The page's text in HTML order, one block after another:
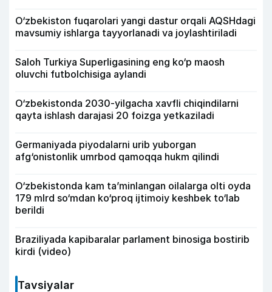
O‘zbekiston fuqarolari yangi dastur orqali AQSHdagi
mavsumiy ishlarga tayyorlanadi va joylashtiriladi
Saloh Turkiya Superligasining eng ko‘p maosh
oluvchi futbolchisiga aylandi
O‘zbekistonda 2030-yilgacha xavfli chiqindilarni
qayta ishlash darajasi 20 foizga yetkaziladi
Germaniyada piyodalarni urib yuborgan
afg‘onistonlik umrbod qamoqqa hukm qilindi
O‘zbekistonda kam ta’minlangan oilalarga olti oyda
179 mlrd so‘mdan ko‘proq ijtimoiy keshbek to‘lab
berildi
Braziliyada kapibaralar parlament binosiga bostirib
kirdi (video)
Tavsiyalar